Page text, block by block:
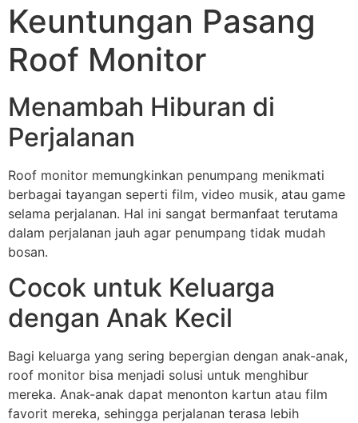
Keuntungan Pasang
Roof Monitor
Menambah Hiburan di
Perjalanan
Roof monitor memungkinkan penumpang menikmati
berbagai tayangan seperti film, video musik, atau game
selama perjalanan. Hal ini sangat bermanfaat terutama
dalam perjalanan jauh agar penumpang tidak mudah
bosan.
Cocok untuk Keluarga
dengan Anak Kecil
Bagi keluarga yang sering bepergian dengan anak-anak,
roof monitor bisa menjadi solusi untuk menghibur
mereka. Anak-anak dapat menonton kartun atau film
favorit mereka, sehingga perjalanan terasa lebih